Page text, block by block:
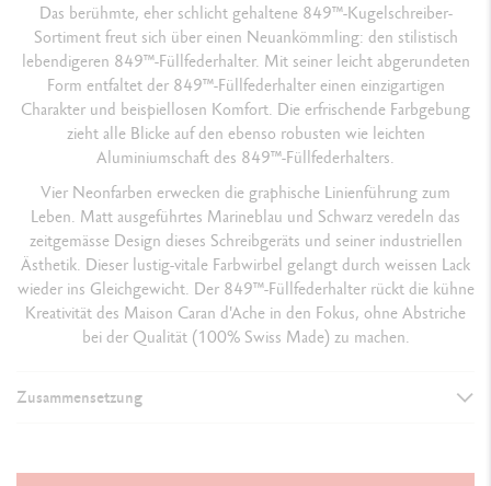
Das berühmte, eher schlicht gehaltene 849™-Kugelschreiber-
Sortiment freut sich über einen Neuankömmling: den stilistisch
lebendigeren 849™-Füllfederhalter. Mit seiner leicht abgerundeten
Form entfaltet der 849™-Füllfederhalter einen einzigartigen
Charakter und beispiellosen Komfort. Die erfrischende Farbgebung
zieht alle Blicke auf den ebenso robusten wie leichten
Aluminiumschaft des 849™-Füllfederhalters.
Vier Neonfarben erwecken die graphische Linienführung zum
Leben. Matt ausgeführtes Marineblau und Schwarz veredeln das
zeitgemässe Design dieses Schreibgeräts und seiner industriellen
Ästhetik. Dieser lustig-vitale Farbwirbel gelangt durch weissen Lack
wieder ins Gleichgewicht. Der 849™-Füllfederhalter rückt die kühne
Kreativität des Maison Caran d'Ache in den Fokus, ohne Abstriche
bei der Qualität (100% Swiss Made) zu machen.
Zusammensetzung
Füllfederhalter